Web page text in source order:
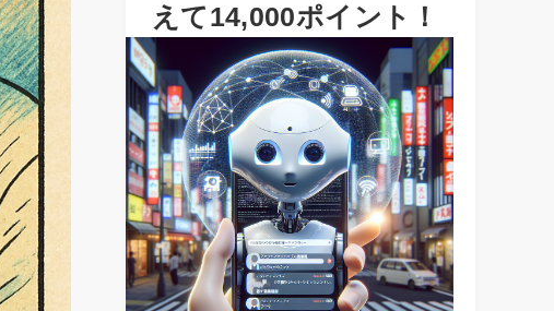
えて14,000ポイント！